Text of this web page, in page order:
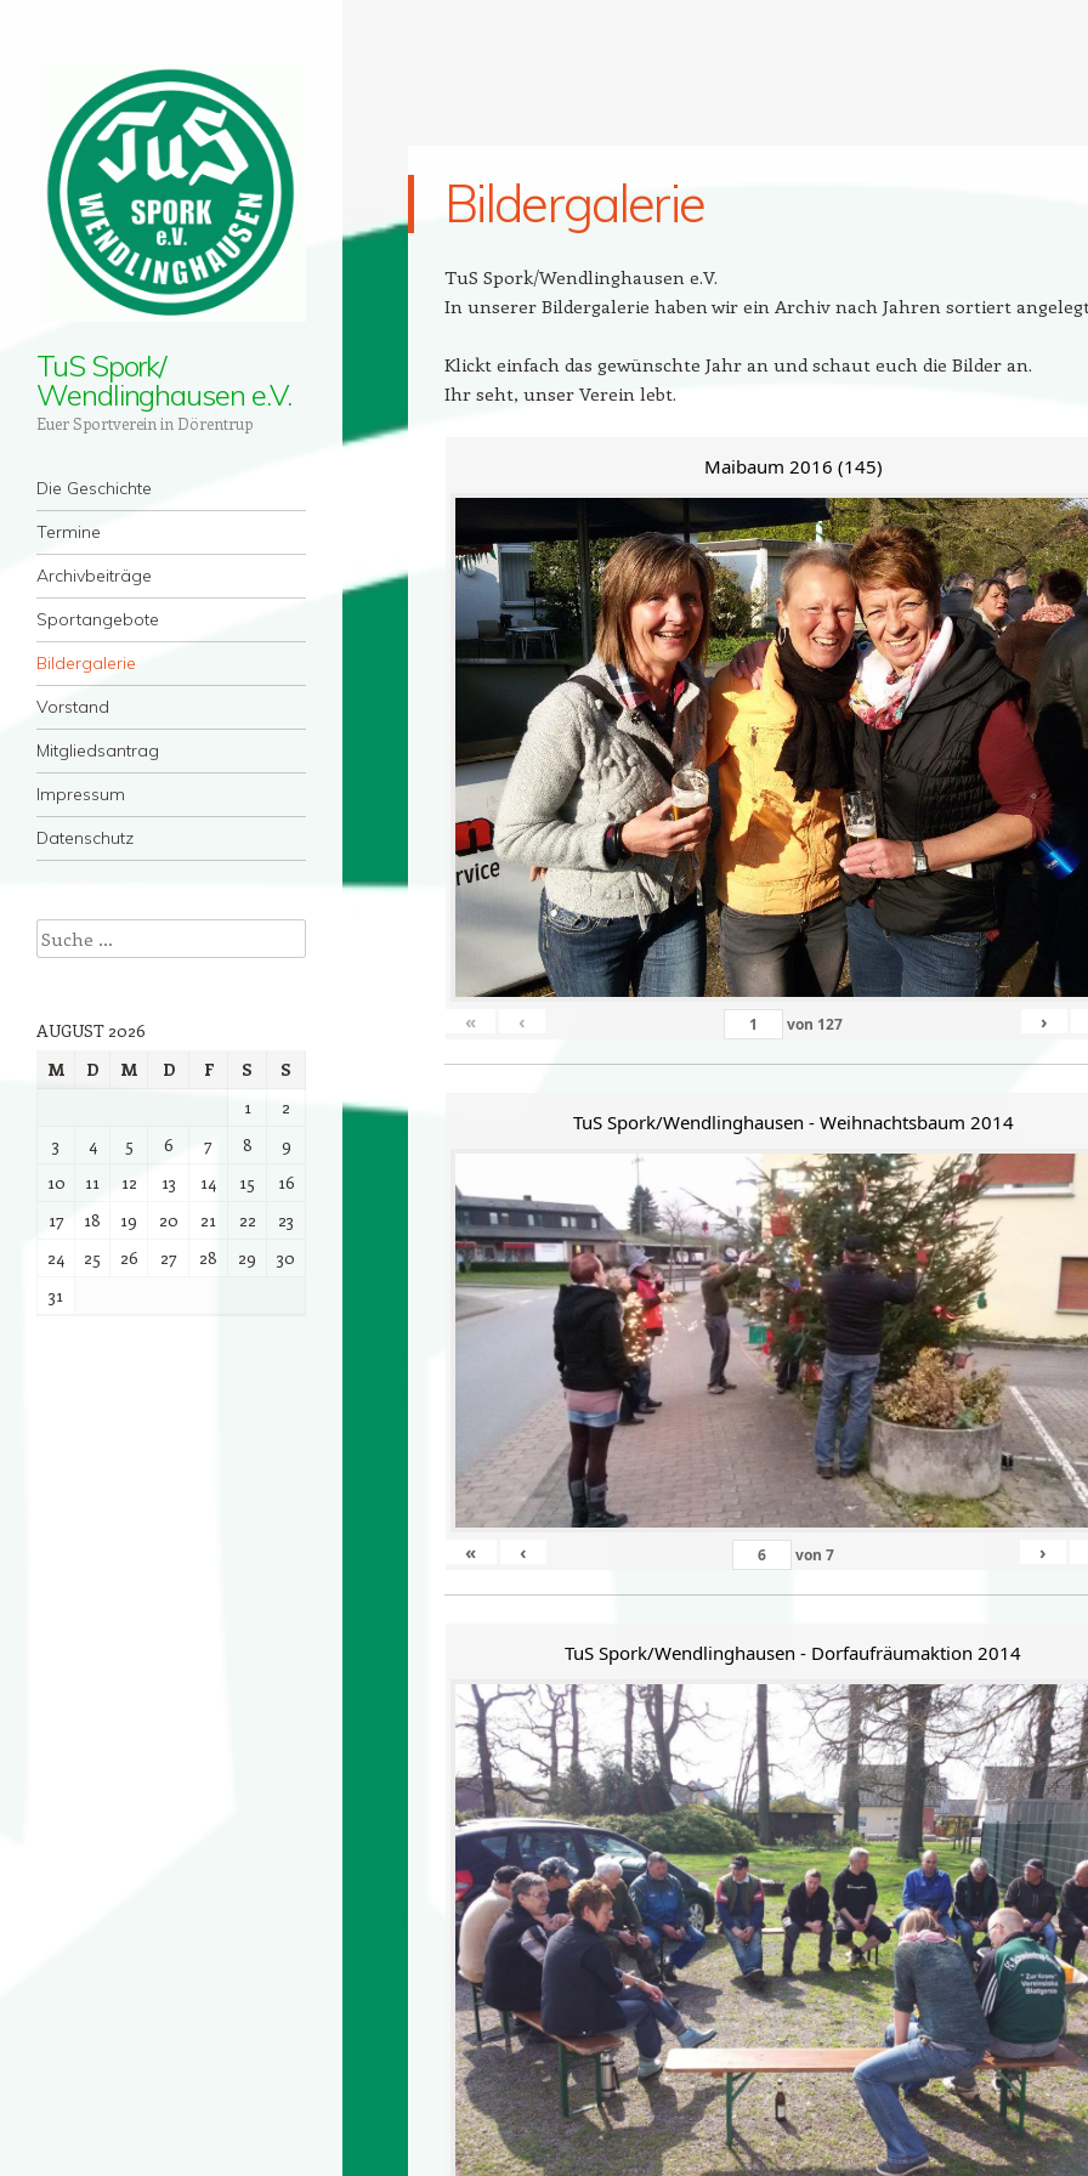
TuS Spork/
Wendlinghausen e.V.
Euer Sportverein in Dörentrup
Menü
Zum Inhalt springen
Die Geschichte
Termine
Archivbeiträge
Sportangebote
Bildergalerie
Vorstand
Mitgliedsantrag
Impressum
Datenschutz
Bildergalerie
TuS Spork/Wendlinghausen e.V.
In unserer Bildergalerie haben wir ein Archiv nach Jahren sortiert
Klickt einfach das gewünschte Jahr an und schaut euch die Bilder an.
Ihr seht, unser Verein lebt.
Maibaum 2016 (145)
« ‹ von 127 ›
TuS Spork/Wendlinghausen - Weihnachtsbaum 2014
« ‹ von 7 ›
TuS Spork/Wendlinghausen - Dorfaufräumaktion 2014
Suche
AUGUST 2026
M
D M D F S
S
1
2
3
4 5 6 7 8
9
10
11 12 13 14 15
16
17
18 19 20 21 22
23
24
25 26 27 28 29
30
31